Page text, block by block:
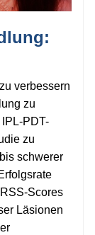
verbessern
zu
PDT-
zu
schwerer
Scores
Läsionen